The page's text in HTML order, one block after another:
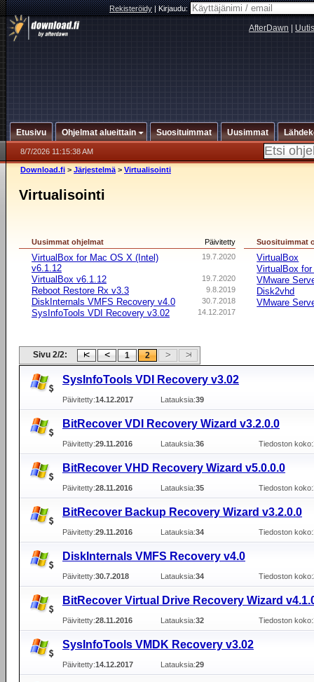
Rekisteröidy|Kirjaudu:
AfterDawn
Etusivu Ohjelmat alueittain Suosituimmat Uusimmat
8/7/2026 11:15:38 AM
Download.fi > Järjestelmä > Virtualisointi
Virtualisointi
Päivitetty
Uusimmat ohjelmat
19.7.2020
VirtualBox for Mac OS X (Intel)
v6.1.12
19.7.2020
VirtualBox v6.1.12
9.8.2019
Reboot Restore Rx v3.3
30.7.2018
DiskInternals VMFS Recovery v4.0
14.12.2017
SysInfoTools VDI Recovery v3.02
Suosituimmat
VirtualBox
VirtualBox
VMware
Disk2vhd
VMware
Sivu 2/2: 1 2
SysInfoTools VDI Recovery v3.02
Päivitetty:14.12.2017 Latauksia:39
BitRecover VDI Recovery Wizard v3.2.0.0
Päivitetty:29.11.2016 Latauksia:36 Tiedoston koko:
BitRecover VHD Recovery Wizard v5.0.0.0
Päivitetty:28.11.2016 Latauksia:35 Tiedoston koko:
BitRecover Backup Recovery Wizard v3.2.0.0
Päivitetty:29.11.2016 Latauksia:34 Tiedoston koko:
DiskInternals VMFS Recovery v4.0
Päivitetty:30.7.2018 Latauksia:34 Tiedoston koko:
BitRecover Virtual Drive Recovery Wizard
Päivitetty:28.11.2016 Latauksia:32 Tiedoston koko:
SysInfoTools VMDK Recovery v3.02
Päivitetty:14.12.2017 Latauksia:29